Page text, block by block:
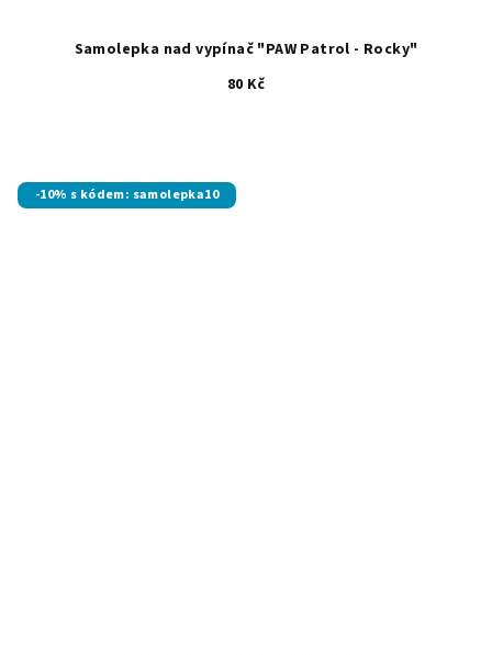
Samolepka nad vypínač "PAW Patrol - Rocky"
80 Kč
-10% s kódem: samolepka10